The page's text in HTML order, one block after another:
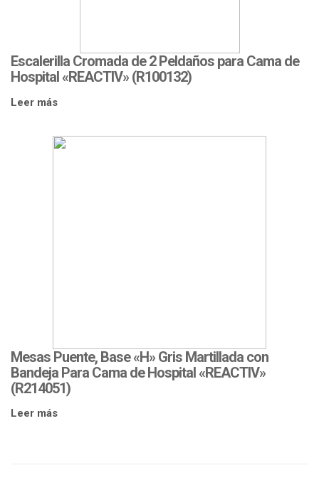
Escalerilla Cromada de 2 Peldaños para Cama de
Hospital «REACTIV» (R100132)
Leer más
Mesas Puente, Base «H» Gris Martillada con
Bandeja Para Cama de Hospital «REACTIV»
(R214051)
Leer más